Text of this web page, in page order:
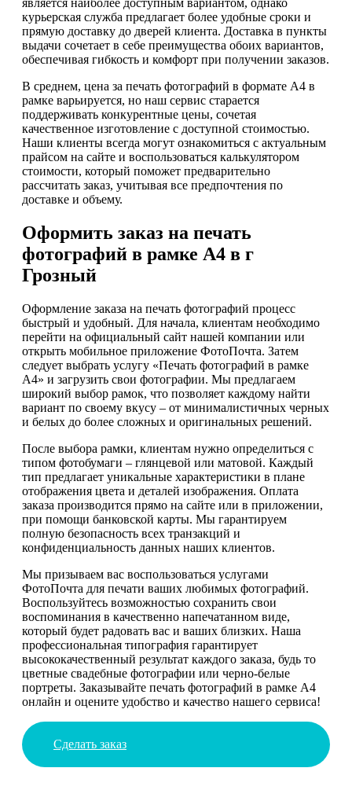
является наиболее доступным вариантом, однако
курьерская служба предлагает более удобные сроки и
прямую доставку до дверей клиента. Доставка в пункты
выдачи сочетает в себе преимущества обоих вариантов,
обеспечивая гибкость и комфорт при получении заказов.
В среднем, цена за печать фотографий в формате А4 в
рамке варьируется, но наш сервис старается
поддерживать конкурентные цены, сочетая
качественное изготовление с доступной стоимостью.
Наши клиенты всегда могут ознакомиться с актуальным
прайсом на сайте и воспользоваться калькулятором
стоимости, который поможет предварительно
рассчитать заказ, учитывая все предпочтения по
доставке и объему.
Оформить заказ на печать
фотографий в рамке А4 в г
Грозный
Оформление заказа на печать фотографий процесс
быстрый и удобный. Для начала, клиентам необходимо
перейти на официальный сайт нашей компании или
открыть мобильное приложение ФотоПочта. Затем
следует выбрать услугу «Печать фотографий в рамке
А4» и загрузить свои фотографии. Мы предлагаем
широкий выбор рамок, что позволяет каждому найти
вариант по своему вкусу – от минималистичных черных
и белых до более сложных и оригинальных решений.
После выбора рамки, клиентам нужно определиться с
типом фотобумаги – глянцевой или матовой. Каждый
тип предлагает уникальные характеристики в плане
отображения цвета и деталей изображения. Оплата
заказа производится прямо на сайте или в приложении,
при помощи банковской карты. Мы гарантируем
полную безопасность всех транзакций и
конфиденциальность данных наших клиентов.
Мы призываем вас воспользоваться услугами
ФотоПочта для печати ваших любимых фотографий.
Воспользуйтесь возможностью сохранить свои
воспоминания в качественно напечатанном виде,
который будет радовать вас и ваших близких. Наша
профессиональная типография гарантирует
высококачественный результат каждого заказа, будь то
цветные свадебные фотографии или черно-белые
портреты. Заказывайте печать фотографий в рамке А4
онлайн и оцените удобство и качество нашего сервиса!
Сделать заказ